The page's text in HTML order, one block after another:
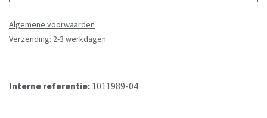
Algemene voorwaarden
Verzending: 2-3 werkdagen
Interne referentie: 1011989-04